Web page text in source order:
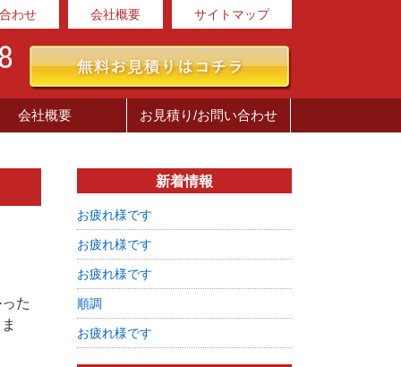
わせ 会社概要 サイトマップ
会社概要 お見積り/お問い合わせ
た
新着情報
お疲れ様です
お疲れ様です
お疲れ様です
順調
お疲れ様です